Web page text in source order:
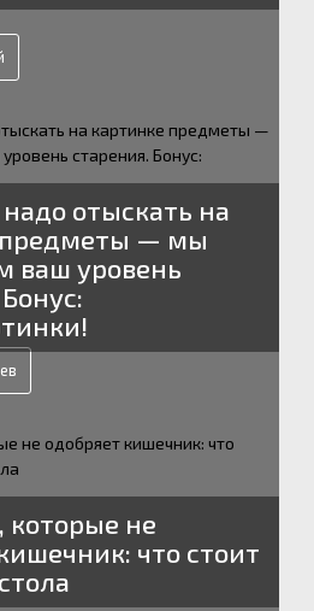
отыскать на
предметы — мы
ваш уровень
которые не
что стоит